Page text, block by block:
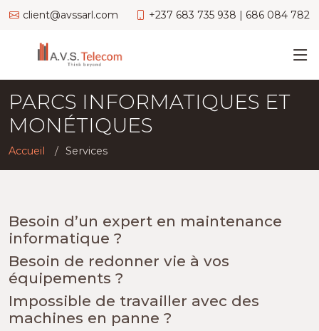
client@avssarl.com +237 683 735 938 | 686 084 782
PARCS INFORMATIQUES ET
MONÉTIQUES
Accueil Services
Besoin d’un expert en maintenance
informatique ?
Besoin de redonner vie à vos
équipements ?
Impossible de travailler avec des
machines en panne ?